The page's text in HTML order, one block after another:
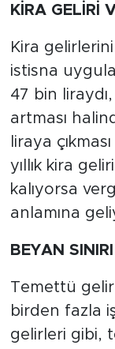
KİRA GELİRİ
Kira
istisna
47 bin
artması
liraya
yıllık kira
kalıyorsa
anlamına
BEYAN SINIRI
Temettü
birden fazla
gelirleri gibi,